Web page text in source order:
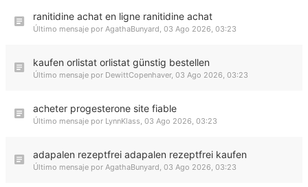
ranitidine achat en ligne ranitidine achat
Último mensaje por AgathaBunyard, 03 Ago 2026, 03:23
kaufen orlistat orlistat günstig bestellen
Último mensaje por DewittCopenhaver, 03 Ago 2026, 03:23
acheter progesterone site fiable
Último mensaje por LynnKlass, 03 Ago 2026, 03:23
adapalen rezeptfrei adapalen rezeptfrei kaufen
Último mensaje por AgathaBunyard, 03 Ago 2026, 03:23